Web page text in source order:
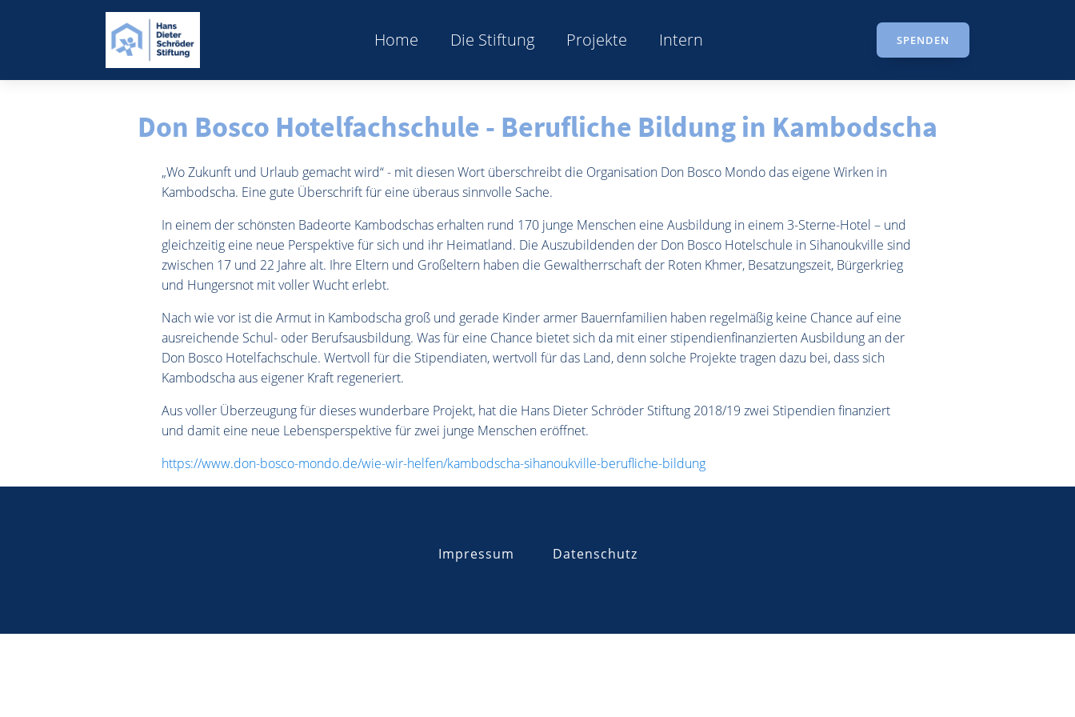
Home Die Stiftung Projekte Intern SPENDEN
Don Bosco Hotelfachschule - Berufliche Bildung in Kambodscha
„Wo Zukunft und Urlaub gemacht wird“ - mit diesen Wort überschreibt die Organisation Don Bosco Mondo das eigene Wirken in
Kambodscha. Eine gute Überschrift für eine überaus sinnvolle Sache.
In einem der schönsten Badeorte Kambodschas erhalten rund 170 junge Menschen eine Ausbildung in einem 3-Sterne-Hotel – und
gleichzeitig eine neue Perspektive für sich und ihr Heimatland. Die Auszubildenden der Don Bosco Hotelschule in Sihanoukville sind
zwischen 17 und 22 Jahre alt. Ihre Eltern und Großeltern haben die Gewaltherrschaft der Roten Khmer, Besatzungszeit, Bürgerkrieg
und Hungersnot mit voller Wucht erlebt.
Nach wie vor ist die Armut in Kambodscha groß und gerade Kinder armer Bauernfamilien haben regelmäßig keine Chance auf eine
ausreichende Schul- oder Berufsausbildung. Was für eine Chance bietet sich da mit einer stipendienfinanzierten Ausbildung an der
Don Bosco Hotelfachschule. Wertvoll für die Stipendiaten, wertvoll für das Land, denn solche Projekte tragen dazu bei, dass sich
Kambodscha aus eigener Kraft regeneriert.
Aus voller Überzeugung für dieses wunderbare Projekt, hat die Hans Dieter Schröder Stiftung 2018/19 zwei Stipendien finanziert
und damit eine neue Lebensperspektive für zwei junge Menschen eröffnet.
https://www.don-bosco-mondo.de/wie-wir-helfen/kambodscha-sihanoukville-berufliche-bildung
Impressum Datenschutz